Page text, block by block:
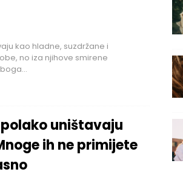
kao hladne, suzdržane i
no iza njihove smirene
uništavaju
ih ne primijete